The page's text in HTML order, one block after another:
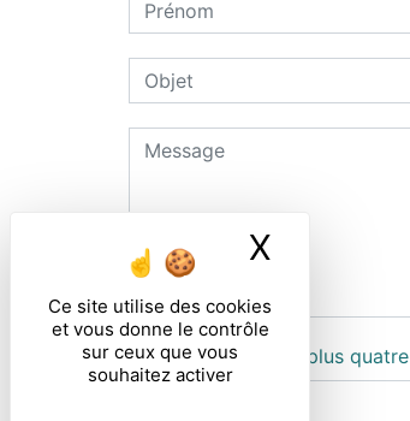
Ce site utilise des cookies
et vous donne le contrôle
sur ceux que vous
souhaitez activer
X
Combien font zero plus quatre